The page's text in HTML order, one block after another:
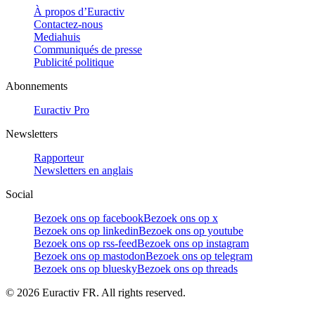
À propos d’Euractiv
Contactez-nous
Mediahuis
Communiqués de presse
Publicité politique
Abonnements
Euractiv Pro
Newsletters
Rapporteur
Newsletters en anglais
Social
Bezoek ons op facebookBezoek ons op x
Bezoek ons op linkedinBezoek ons op youtube
Bezoek ons op rss-feedBezoek ons op instagram
Bezoek ons op mastodonBezoek ons op telegram
Bezoek ons op blueskyBezoek ons op threads
© 2026 Euractiv FR. All rights reserved.